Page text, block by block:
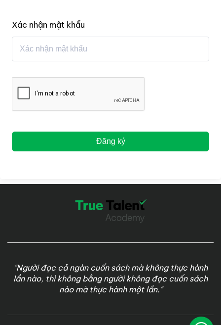
Xác nhận mật khẩu
Đăng ký
"Người đọc cả ngàn cuốn sách mà không thực hành
lần nào, thì không bằng người không đọc cuốn sách
nào mà thực hành một lần."